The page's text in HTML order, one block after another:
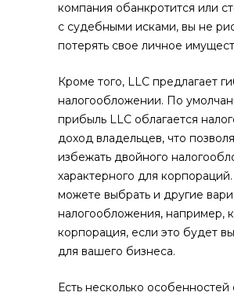
компания обанкротится или
с судебными исками, вы не
потерять свое личное
Кроме того, LLC предлагает
налогообложении. По
прибыль LLC облагается
доход владельцев, что
избежать двойного
характерного для
можете выбрать и другие
налогообложения, например,
корпорация, если это будет
для вашего бизнеса.
Есть несколько особенностей